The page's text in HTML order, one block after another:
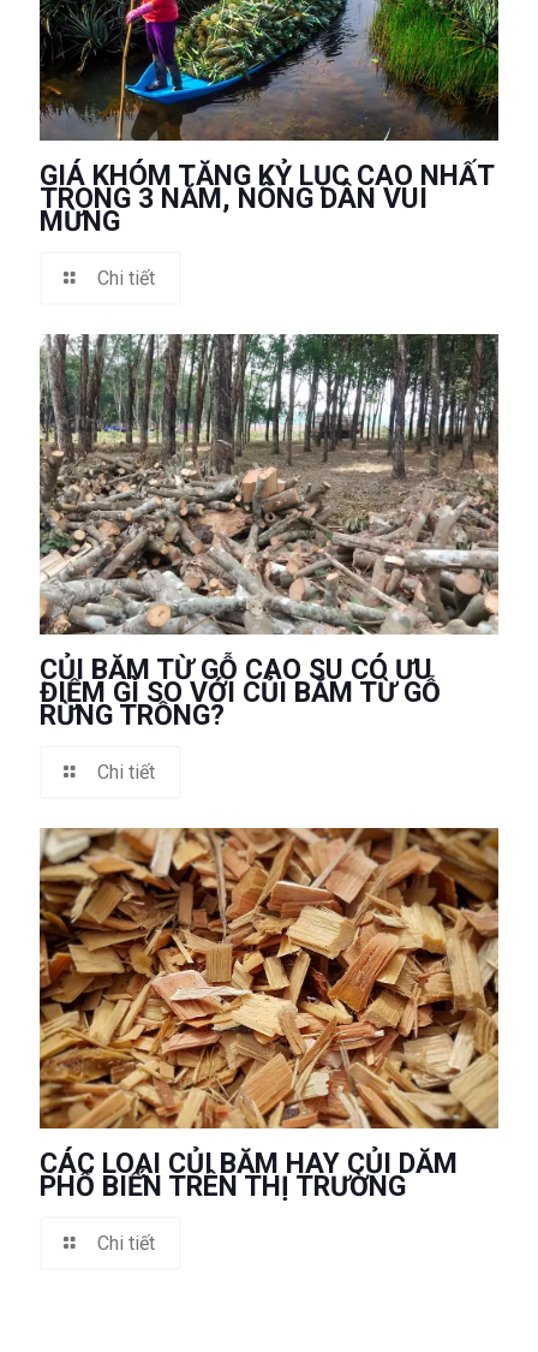
GIÁ KHÓM TĂNG KỶ LỤC CAO NHẤT
TRONG 3 NĂM, NÔNG DÂN VUI
MỪNG
Chi tiết
CỦI BĂM TỪ GỖ CAO SU CÓ ƯU
ĐIỂM GÌ SO VỚI CỦI BĂM TỪ GỖ
RỪNG TRỒNG?
Chi tiết
CÁC LOẠI CỦI BĂM HAY CỦI DĂM
PHỔ BIẾN TRÊN THỊ TRƯỜNG
Chi tiết